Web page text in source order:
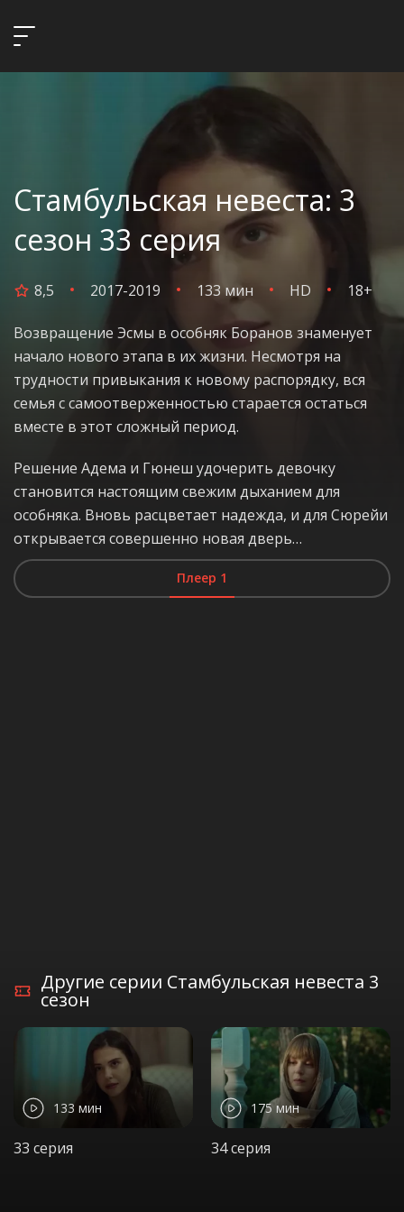
Стамбульская невеста: 3
сезон 33 серия
8,5 2017-2019 133 мин HD 18+
Возвращение Эсмы в особняк Боранов знаменует
начало нового этапа в их жизни. Несмотря на
трудности привыкания к новому распорядку, вся
семья с самоотверженностью старается остаться
вместе в этот сложный период.
Решение Адема и Гюнеш удочерить девочку
становится настоящим свежим дыханием для
особняка. Вновь расцветает надежда, и для Сюрейи
открывается совершенно новая дверь…
Плеер 1
Другие серии Стамбульская невеста 3
сезон
133 мин
33 серия
175 мин
34 серия